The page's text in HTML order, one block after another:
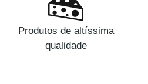
Produtos de altíssima
qualidade